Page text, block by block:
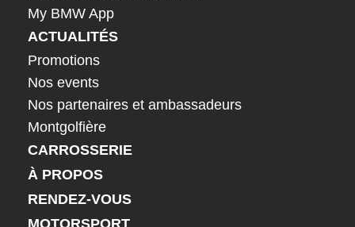
My BMW App
ACTUALITÉS
Promotions
Nos events
Nos partenaires et ambassadeurs
Montgolfière
CARROSSERIE
À PROPOS
RENDEZ-VOUS
MOTORSPORT